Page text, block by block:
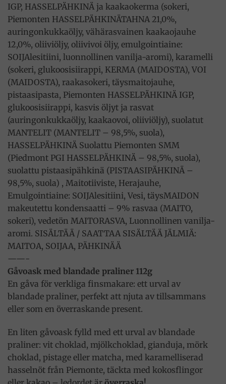
IGP, HASSELPÄHKINÄ ja kaakaokerma (sokeri,
Piemonten HASSELPÄHKINÄTAHNA 21,0%,
auringonkukkaöljy, vähärasvainen kaakaojauhe
12,0%, oliiviöljy, oliivivoi öljy, emulgointiaine:
SOIJAlesitiini, luonnollinen vanilja-aromi), karamelli
(sokeri, glukoosisiirappi, KERMA (MAIDOSTA), VOI
(MAIDOSTA), raakasokeri, täysmaitojauhe,
pistaasipasta, Piemonten HASSELPÄHKINÄ IGP,
glukoosisiirappi, kasvis öljyt ja rasvat
(auringonkukkaöljy, kaakaovoi, oliiviöljy), suolatut
MANTELIT (MANTELIT – 98,5%, suola),
HASSELPÄHKINÄ Suolattu Piemonten SMM
(Piedmont PGI HASSELPÄHKINÄ – 98,5%, suola),
suolattu pistaasipähkinä (PISTAASIPÄHKINÄ –
98,5%, suola) , Maitotiiviste, Herajauhe,
Emulgointiaine: SOIJAlesitiini, Vesi, täysMAIDON
makeutettu kondensaatti – 9% rasvaa (MAITO,
sokeri), vedetön MAITORASVA, Luonnollinen vanilja-
aromi. SISÄLTÄÄ / SAATTAA SISÄLTÄÄ JÄLMIÄ:
MAITOA, SOIJAA, PÄHKINÄÄ
——-
Gåvoask med blandade praliner 112g
En gåva för verkliga finsmakare: ett urval av
blandade praliner, perfekt att njuta av tillsammans
eller som en överraskande present.
En liten gåvoask fylld med ett urval av blandade
praliner: vit choklad, mjölkchoklad, gianduja, mörk
choklad, pistage eller matcha, med karamelliserad
hasselnöt från Piemonte, täckta med kokosflingor